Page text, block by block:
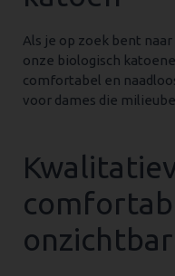
Als je op zoek bent
onze biologisch
comfortabel en
voor dames die